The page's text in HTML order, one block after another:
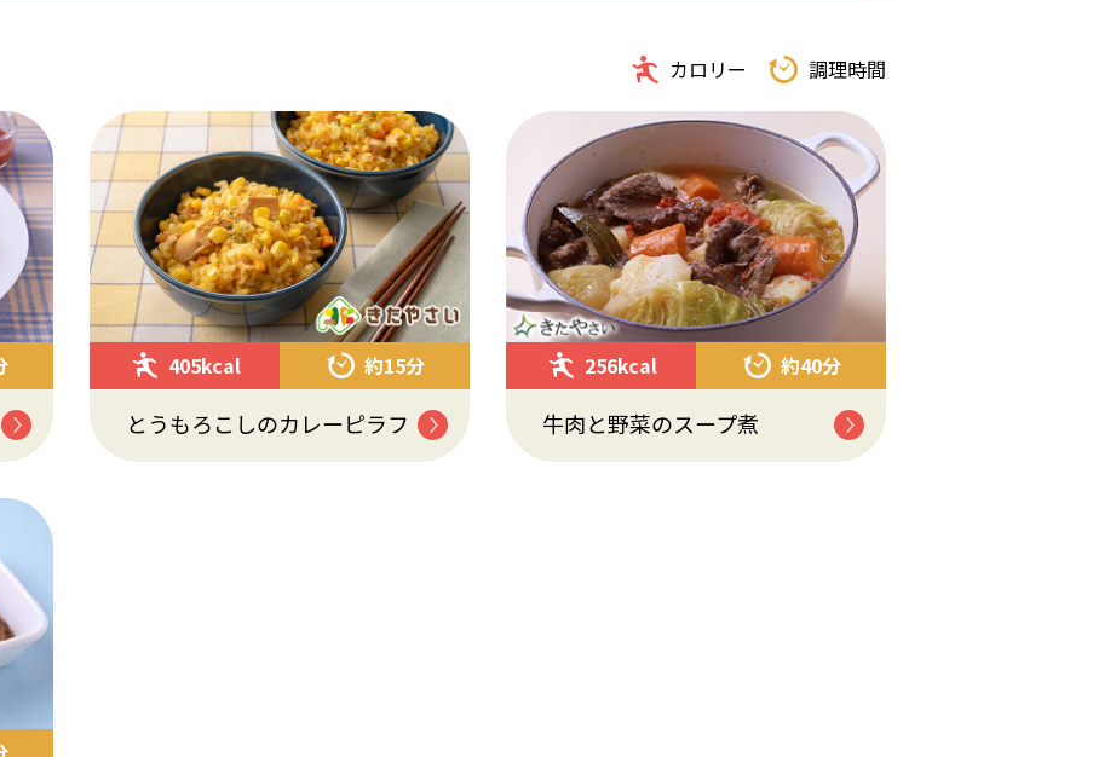
カロリー 調理時間
405kcal 約15分
とうもろこしのカレーピラフ
256kcal 約40分
牛肉と野菜のスープ煮